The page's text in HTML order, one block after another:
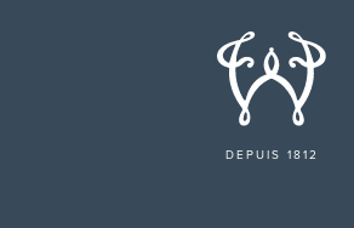
DEPUIS 1812